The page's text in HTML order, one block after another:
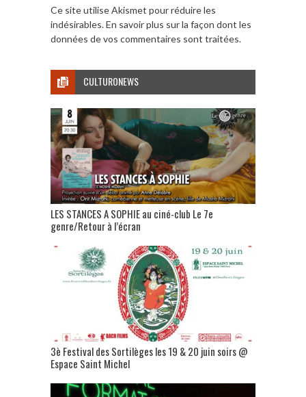
Ce site utilise Akismet pour réduire les
indésirables.En savoir plus sur la façon dont les
données de vos commentaires sont traitées.
CULTURONEWS
LES STANCES A SOPHIE au ciné-club Le 7e
genre/Retour à l’écran
3è Festival des Sortilèges les 19 & 20 juin soirs @
Espace Saint Michel